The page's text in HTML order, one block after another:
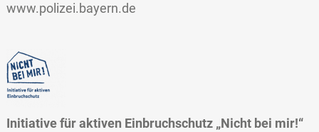
www.polizei.bayern.de
Initiative für aktiven Einbruchschutz „Nicht bei mir!“